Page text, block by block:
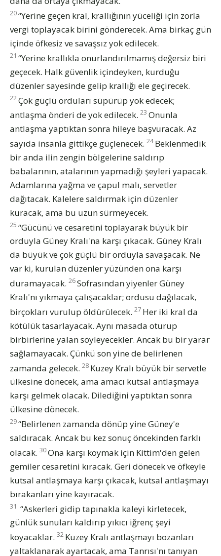
20“Yerine geçen kral, krallığının yüceliği için zorla
vergi toplayacak birini gönderecek. Ama birkaç gün
içinde öfkesiz ve savaşsız yok edilecek.
21 “Yerine krallıkla onurlandırılmamış değersiz biri
geçecek. Halk güvenlik içindeyken, kurduğu
düzenler sayesinde gelip krallığı ele geçirecek.
22Çok güçlü orduları süpürüp yok edecek;
antlaşma önderi de yok edilecek. 23 Onunla
antlaşma yaptıktan sonra hileye başvuracak. Az
sayıda insanla gittikçe güçlenecek. 24 Beklenmedik
bir anda ilin zengin bölgelerine saldırıp
babalarının, atalarının yapmadığı şeyleri yapacak.
Adamlarına yağma ve çapul malı, servetler
dağıtacak. Kalelere saldırmak için düzenler
kuracak, ama bu uzun sürmeyecek.
25 “Gücünü ve cesaretini toplayarak büyük bir
orduyla Güney Kralı'na karşı çıkacak. Güney Kralı
da büyük ve çok güçlü bir orduyla savaşacak. Ne
var ki, kurulan düzenler yüzünden ona karşı
duramayacak. 26Sofrasından yiyenler Güney
Kralı'nı yıkmaya çalışacaklar; ordusu dağılacak,
birçokları vurulup öldürülecek. 27 Her iki kral da
kötülük tasarlayacak. Aynı masada oturup
birbirlerine yalan söyleyecekler. Ancak bu bir yarar
sağlamayacak. Çünkü son yine de belirlenen
zamanda gelecek. 28 Kuzey Kralı büyük bir servetle
ülkesine dönecek, ama amacı kutsal antlaşmaya
karşı gelmek olacak. Dilediğini yaptıktan sonra
ülkesine dönecek.
29“Belirlenen zamanda dönüp yine Güney'e
saldıracak. Ancak bu kez sonuç öncekinden farklı
olacak. 30Ona karşı koymak için Kittim'den gelen
gemiler cesaretini kıracak. Geri dönecek ve öfkeyle
kutsal antlaşmaya karşı çıkacak, kutsal antlaşmayı
bırakanları yine kayıracak.
31 “Askerleri gidip tapınakla kaleyi kirletecek,
günlük sunuları kaldırıp yıkıcı iğrenç şeyi
koyacaklar. 32 Kuzey Kralı antlaşmayı bozanları
yaltaklanarak ayartacak, ama Tanrısı'nı tanıyan